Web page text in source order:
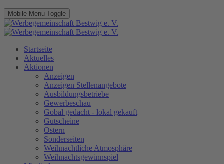
Mobile Menu Toggle
Startseite
Aktuelles
Aktionen
Anzeigen
Anzeigen Stellenangebote
Ausbildungsbetriebe
Gewerbeschau
Gobal gedacht - lokal gekauft
Gutscheine
Ostern
Sonderseiten
Weihnachtliche Atmosphäre
Weihnachtsgewinnspiel